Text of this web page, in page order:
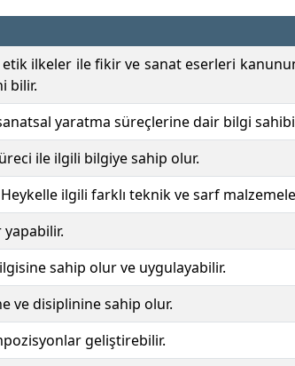
etik ilkeler ile fikir ve sanat eserleri
bilir.
yaratma süreçlerine dair bilgi
ile ilgili bilgiye sahip olur.
ilgili farklı teknik ve sarf
sahip olur ve uygulayabilir.
ve disiplinine sahip olur.
geliştirebilir.